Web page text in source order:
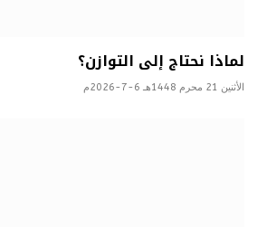
لماذا نحتاج إلى التوازن؟
الأثنين 21 محرم 1448هـ 6-7-2026م